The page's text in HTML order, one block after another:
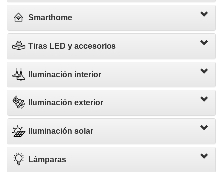
Smarthome
Tiras LED y accesorios
Iluminación interior
Iluminación exterior
Iluminación solar
Lámparas